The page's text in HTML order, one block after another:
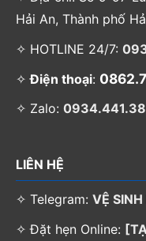
Hải An, Thành phố
✧ HOTLINE 24/7:
✧Điện thoại:
✧ Zalo:
LIÊN HỆ
✧ Telegram: VỆ
✧ Đặt hẹn Online: